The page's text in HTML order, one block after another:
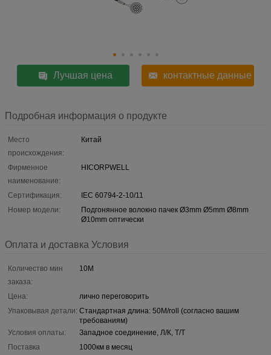
Лучшая цена контактные данные
Подробная информация о продукте
Место
происхождения:
Китай
Фирменное
наименование:
HICORPWELL
Сертификация:
IEC 60794-2-10/11
Номер модели:
Подгонянное волокно пачек Ø3mm Ø5mm Ø8mm
Ø10mm оптически
Оплата и доставка Условия
Количество мин
заказа:
10M
Цена:
лично переговорить
Упаковывая детали: Стандартная длина: 50M/roll (согласно вашим
требованиям)
Условия оплаты:
Западное соединение, Л/К, Т/Т
Поставка
1000км в месяц